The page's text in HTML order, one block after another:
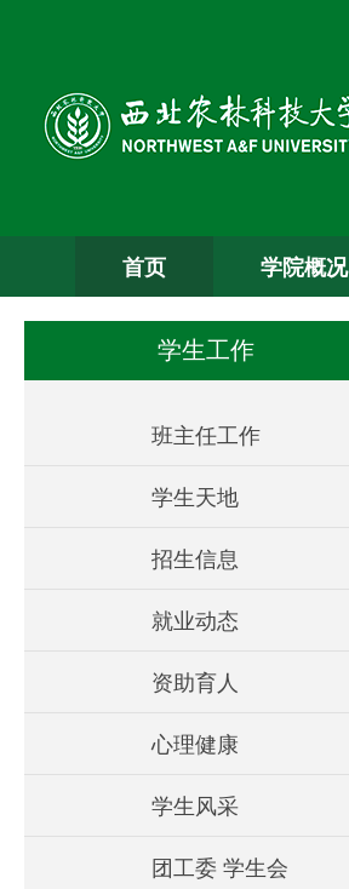
首页 学院概况
学生工作
班主任工作
学生天地
招生信息
就业动态
资助育人
心理健康
学生风采
团工委 学生会